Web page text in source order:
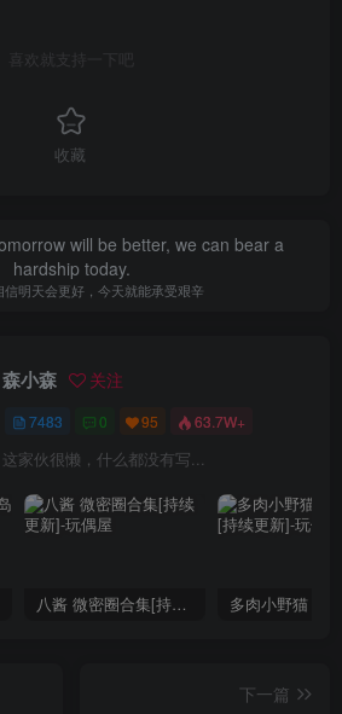
喜欢就支持一下吧
收藏
will be better, we can bear a
hardship today.
信明天会更好，今天就能承受艰辛
森小森 关注
7483 0 95 63.7W+
这家伙很懒，什么都没有写...
八酱 微密圈合集[持续更新]
下一篇